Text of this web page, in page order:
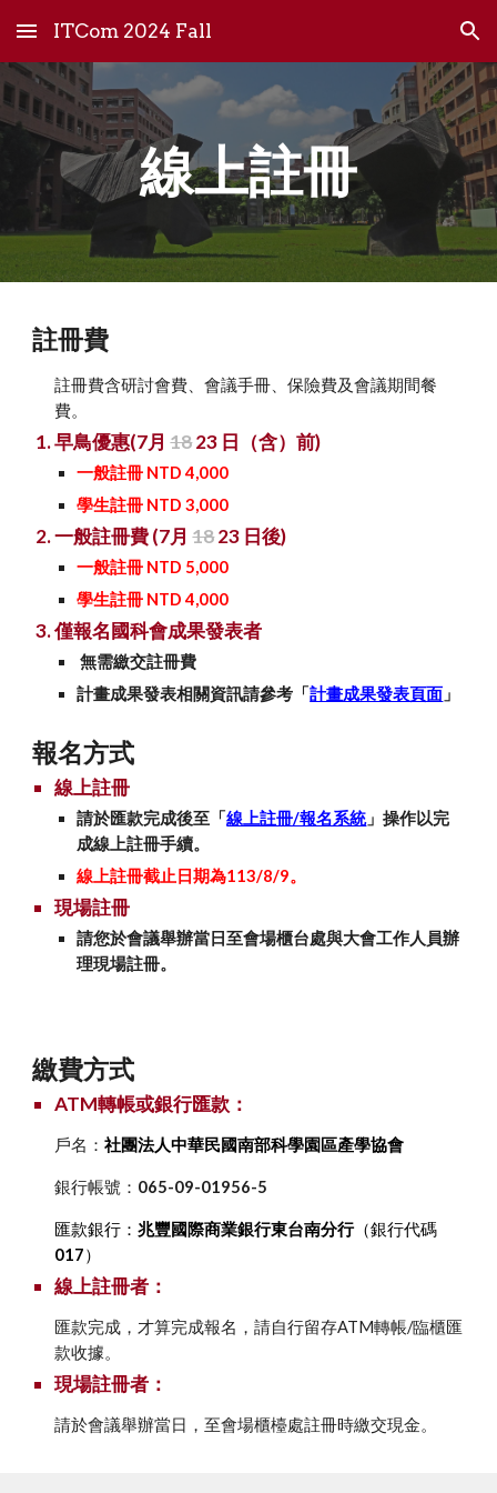
Skip to main content Skip to navigation
ITCom 2024 Fall
線上註冊
註冊費
註冊費含研討會費、會議手冊、保險費及會議期間餐
費。
早鳥優惠(7月1823 日（含）前)
一般註冊 NTD 4,000
學生註冊 NTD 3,000
一般註冊費 (7月1823 日後)
一般註冊 NTD 5,000
學生註冊 NTD 4,000
僅報名國科會成果發表者
無需繳交註冊費
計畫成果發表相關資訊請參考「計畫成果發表頁面 」
報名方式
線上註冊
請於匯款完成後至 「線上註冊/報名系統」操作以完
成線上註冊手續。
線上註冊截止日期為113/8/9。
現場註冊
請您於會議舉辦當日至會場櫃台處與大會工作人員辦
理現場註冊。
繳費方式
ATM轉帳或銀行匯款：
戶名：社團法人中華民國南部科學園區產學協會
銀行帳號： 065-09-01956-5
匯款銀行：兆豐國際商業銀行東台南分行（銀行代碼
017）
線上註冊者：
匯款完成，才算完成報名，請自行留存ATM轉帳/臨櫃匯
款收據。
現場註冊者：
請於會議舉辦當日，至會場櫃檯處註冊時繳交現金。